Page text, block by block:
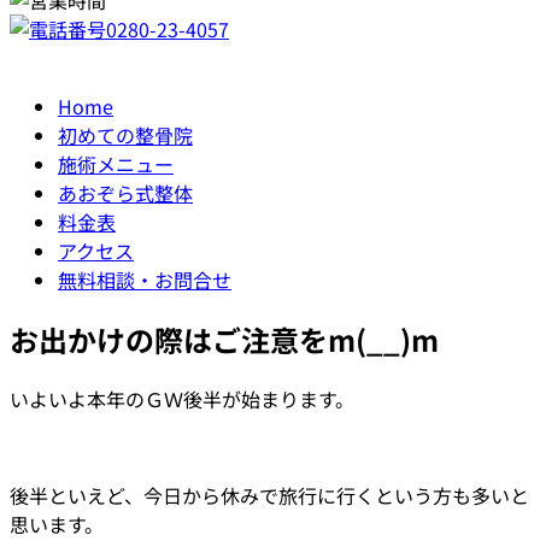
Home
初めての整骨院
施術メニュー
あおぞら式整体
料金表
アクセス
無料相談・お問合せ
お出かけの際はご注意をm(__)m
いよいよ本年のＧＷ後半が始まります。
後半といえど、今日から休みで旅行に行くという方も多いと
思います。